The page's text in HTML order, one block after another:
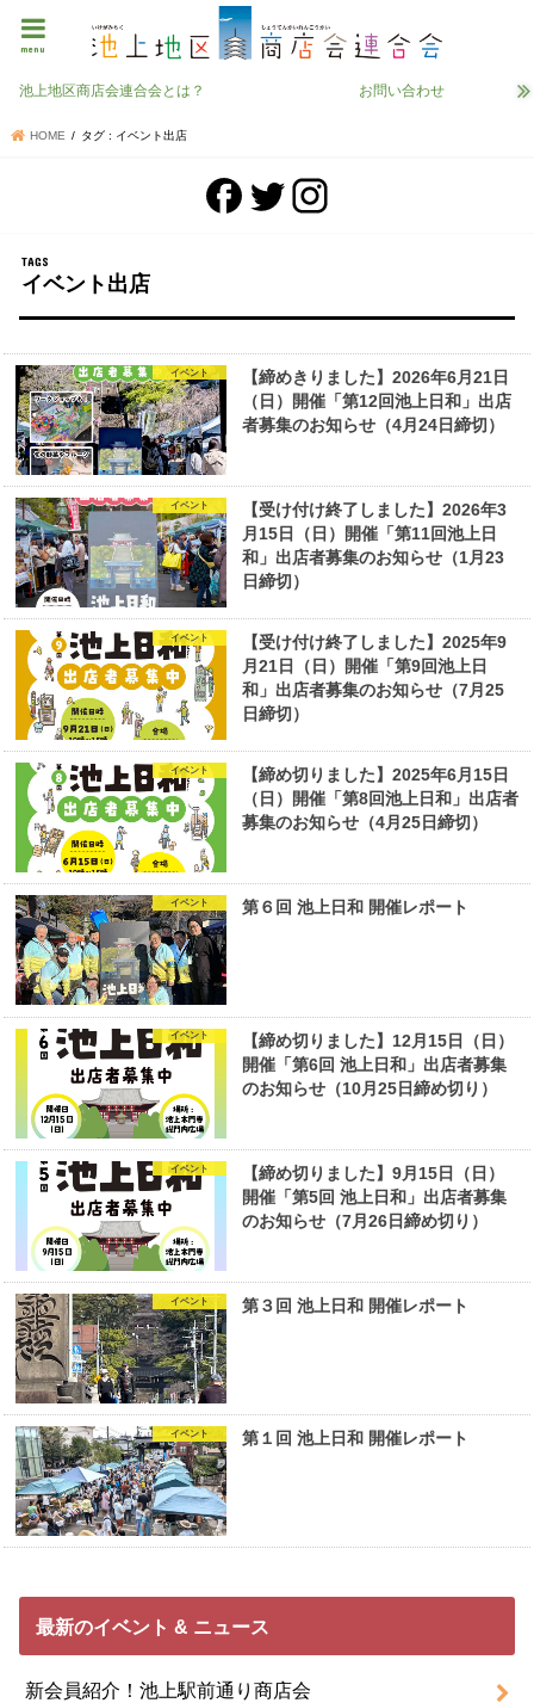
menu
池上地区商店会連合会とは？ お問い合わせ
HOME タグ : イベント出店
イベント出店
イベント
【締めきりました】2026年6月21日
（日）開催「第12回池上日和」出店
者募集のお知らせ（4月24日締切）
イベント
【受け付け終了しました】2026年3
月15日（日）開催「第11回池上日
和」出店者募集のお知らせ（1月23
日締切）
イベント
【受け付け終了しました】2025年9
月21日（日）開催「第9回池上日
和」出店者募集のお知らせ（7月25
日締切）
イベント
【締め切りました】2025年6月15日
（日）開催「第8回池上日和」出店者
募集のお知らせ（4月25日締切）
イベント 第６回 池上日和 開催レポート
イベント
【締め切りました】12月15日（日）
開催「第6回 池上日和」出店者募集
のお知らせ（10月25日締め切り）
イベント
【締め切りました】9月15日（日）
開催「第5回 池上日和」出店者募集
のお知らせ（7月26日締め切り）
イベント 第３回 池上日和 開催レポート
イベント 第１回 池上日和 開催レポート
最新のイベント & ニュース
新会員紹介！池上駅前通り商店会